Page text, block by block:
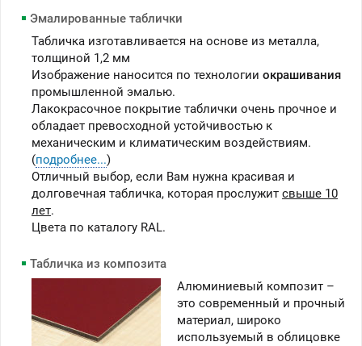
Эмалированные таблички
Табличка изготавливается на основе из металла,
толщиной 1,2 мм
Изображение наносится по технологии окрашивания
промышленной эмалью.
Лакокрасочное покрытие таблички очень прочное и
обладает превосходной устойчивостью к
механическим и климатическим воздействиям.
(подробнее...)
Отличный выбор, если Вам нужна красивая и
долговечная табличка, которая прослужит свыше 10
лет.
Цвета по каталогу RAL.
Табличка из композита
Алюминиевый композит –
это современный и прочный
материал, широко
используемый в облицовке